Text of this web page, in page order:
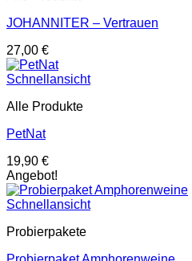
JOHANNITER – Vertrauen
27,00 €
Schnellansicht
Alle Produkte
PetNat
19,90 €
Angebot!
Schnellansicht
Probierpakete